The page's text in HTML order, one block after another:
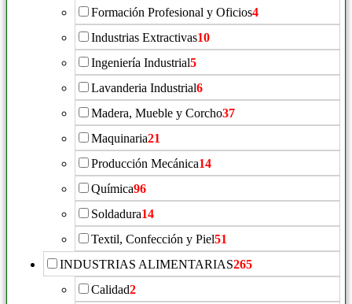
Formación Profesional y Oficios4
Industrias Extractivas10
Ingeniería Industrial5
Lavanderia Industrial6
Madera, Mueble y Corcho37
Maquinaria21
Producción Mecánica14
Química96
Soldadura14
Textil, Confección y Piel51
INDUSTRIAS ALIMENTARIAS265
Calidad2